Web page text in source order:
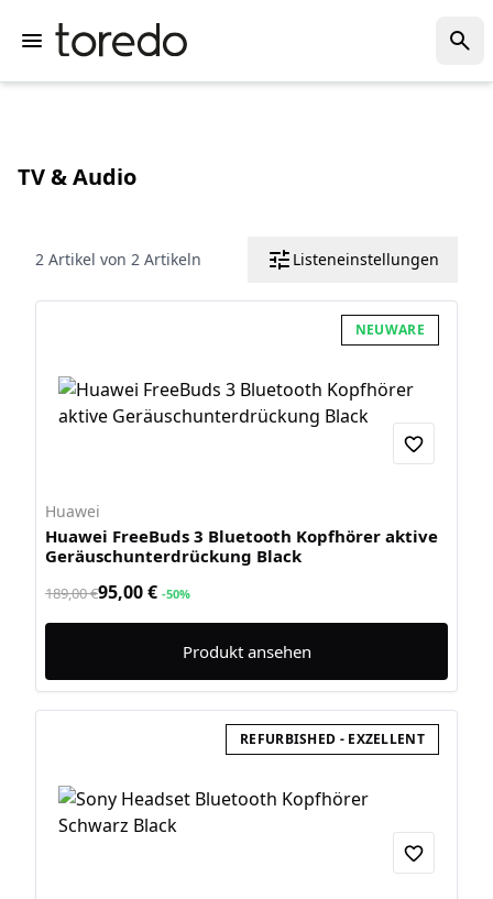
TV & Audio
2 Artikel von 2 Artikeln Listeneinstellungen
NEUWARE
Huawei
Huawei FreeBuds 3 Bluetooth Kopfhörer aktive
Geräuschunterdrückung Black
189,00 €95,00 € -50%
Produkt ansehen
REFURBISHED - EXZELLENT